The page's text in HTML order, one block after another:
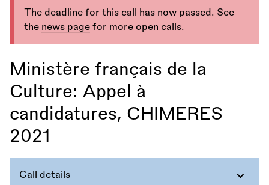
The deadline for this call has now passed. See
the news page for more open calls.
Ministère français de la
Culture: Appel à
candidatures, CHIMERES
2021
Call details